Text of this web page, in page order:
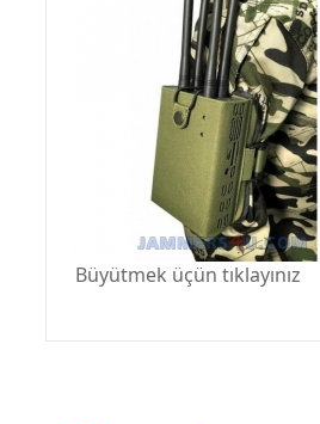
Büyütmek üçün tıklayınız